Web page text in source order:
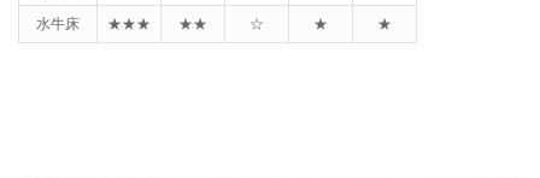
水牛床
★★★ ★★ ☆ ★ ★